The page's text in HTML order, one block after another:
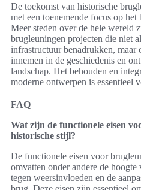
De toekomst van historische
met een toenemende focus op
Meer steden over de hele wereld
brugleuningen projecten die niet
infrastructuur benadrukken, maar
innemen in de geschiedenis en
landschap. Het behouden en
moderne ontwerpen is essentieel
FAQ
Wat zijn de functionele eisen
historische stijl?
De functionele eisen voor
omvatten onder andere de
tegen weersinvloeden en de